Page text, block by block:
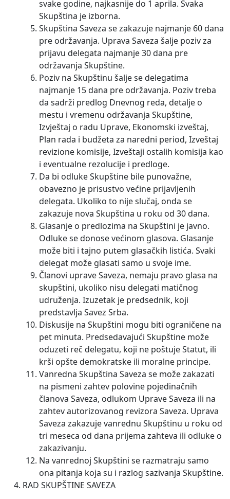
svake godine, najkasnije do 1 aprila. Svaka
Skupština je izborna.
Skupština Saveza se zakazuje najmanje 60 dana
pre održavanja. Uprava Saveza šalje poziv za
prijavu delegata najmanje 30 dana pre
održavanja Skupštine.
Poziv na Skupštinu šalje se delegatima
najmanje 15 dana pre održavanja. Poziv treba
da sadrži predlog Dnevnog reda, detalje o
mestu i vremenu održavanja Skupštine,
Izvještaj o radu Uprave, Ekonomski izveštaj,
Plan rada i budžeta za naredni period, Izveštaj
revizione komisije, Izveštaji ostalih komisija kao
i eventualne rezolucije i predloge.
Da bi odluke Skupštine bile punovažne,
obavezno je prisustvo većine prijavljenih
delegata. Ukoliko to nije slučaj, onda se
zakazuje nova Skupština u roku od 30 dana.
Glasanje o predlozima na Skupštini je javno.
Odluke se donose većinom glasova. Glasanje
može biti i tajno putem glasačkih listića. Svaki
delegat može glasati samo u svoje ime.
Članovi uprave Saveza, nemaju pravo glasa na
skupštini, ukoliko nisu delegati matičnog
udruženja. Izuzetak je predsednik, koji
predstavlja Savez Srba.
Diskusije na Skupštini mogu biti ograničene na
pet minuta. Predsedavajući Skupštine može
oduzeti reč delegatu, koji ne poštuje Statut, ili
krši opšte demokratske ili moralne principe.
Vanredna Skupština Saveza se može zakazati
na pismeni zahtev polovine pojedinačnih
članova Saveza, odlukom Uprave Saveza ili na
zahtev autorizovanog revizora Saveza. Uprava
Saveza zakazuje vanrednu Skupštinu u roku od
tri meseca od dana prijema zahteva ili odluke o
zakazivanju.
Na vanrednoj Skupštini se razmatraju samo
ona pitanja koja su i razlog sazivanja Skupštine.
RAD SKUPŠTINE SAVEZA